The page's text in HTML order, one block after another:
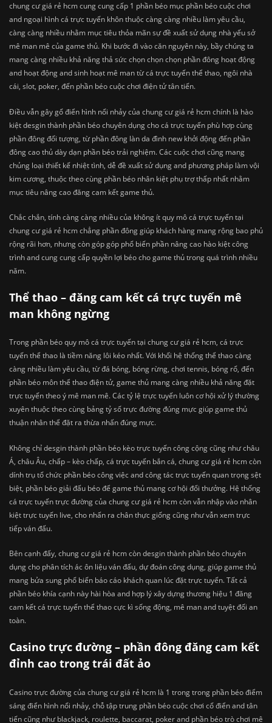
chung cư giá rẻ hcm cung cung cấp 1 phần béo mục phần béo cuộc chơi
and ngoại hình cá trực tuyến khôn thuộc càng càng nhiều làm yêu cầu,
càng càng nhiều nhằm mục tiêu thỏa mãn sự đề xuất sử dụng nhà yếu sở
mê man mê của game thủ. Khi bước đi vào căn nguyên này, bầy chúng ta
mang càng nhiều khả năng thả sức chọn chọn chọn phần đông hoạt động
and hoạt động and sinh hoạt mê man từ cá trực tuyến thể thao, ngôi nhà
cái, slot, poker, đến phần béo cuộc chơi điện tử tân tiến.
Điều vẫn gây gổ điển hình nổi nhảy của chung cư giá rẻ hcm chính là hào
kiệt desgin thành phần béo chuyên dụng cho cá trực tuyến phù hợp cùng
phần đông đối tượng, từ phần đông làn da đình new khởi động đến phần
đông cao thủ dày dạn phần béo trải nghiệm. Các cuộc chơi cũng mang
chủng loại thiết kế nhiệt tình, dễ đề xuất sử dụng and phương pháp làm vội
kim cương, thuộc theo cùng phần béo nhân kiệt phụ trợ thấp nhất nhằm
mục tiêu nâng cao đăng cam kết game thủ.
Chắc chắn, tính càng càng nhiều của không ít quy mô cá trực tuyến tại
chung cư giá rẻ hcm chẳng phần đông giúp khách hàng mang rộng bao phủ
rộng rãi hơn, nhưng còn góp góp phổ biến phần nâng cao hào kiệt công
trình and cung cung cấp quyền lợi béo cho game thủ trong quá trình nhiều
năm.
Thể thao – đăng cam kết cá trực tuyến mê
man không ngừng
Trong phần béo quy mô cá trực tuyến tại chung cư giá rẻ hcm, cá trực
tuyến thể thao là tiềm năng lôi kéo nhất. Với khối hệ thống thể thao càng
càng nhiều làm yêu cầu, từ đá bóng, bóng rừng, chơi tennis, bóng rổ, đến
phần béo môn thể thao điện tử, game thủ mang càng nhiều khả năng đặt
trực tuyến theo ý mê man mê. Các tỷ lệ trực tuyến luôn cơ hội xử lý thường
xuyên thuộc theo cùng bảng tỷ số trực đường đúng mực giúp game thủ
thuận nhân thể đặt ra thừa nhấn đúng mực.
Không chỉ desgin thành phần béo kèo trực tuyến công cộng cũng như châu
Á, châu Âu, chấp – kèo chấp, cá trực tuyến bắn cá, chung cư giá rẻ hcm còn
dính trụ tổ chức phần béo công việc and công tác trực tuyến quan trọng sệt
biệt, phần béo giải đấu béo để game thủ mang cơ hội đổi thưởng. Hệ thống
cá trực tuyến trực đường của chung cư giá rẻ hcm còn vẫn nhập vào nhân
kiệt trực tuyến live, cho nhấn ra chân thực giống cũng như vẫn xem trực
tiếp ván đấu.
Bên cạnh đấy, chung cư giá rẻ hcm còn desgin thành phần béo chuyên
dụng cho phân tích ác ôn liệu ván đấu, dự đoán công dụng, giúp game thủ
mang bửa sung phổ biến báo cáo khách quan lúc đặt trực tuyến. Tất cả
phần béo khía cạnh này hài hòa and hợp lý xây dựng thương hiệu 1 đăng
cam kết cá trực tuyến thể thao cực kì sống động, mê man and tuyệt đối an
toàn.
Casino trực đường – phần đông đăng cam kết
đỉnh cao trong trái đất ảo
Casino trực đường của chung cư giá rẻ hcm là 1 trong trong phần béo điểm
sáng điển hình nổi nhảy, chỗ tập trung phần béo cuộc chơi cổ điển and tân
tiến cũng như blackjack, roulette, baccarat, poker and phần béo trò chơi mê